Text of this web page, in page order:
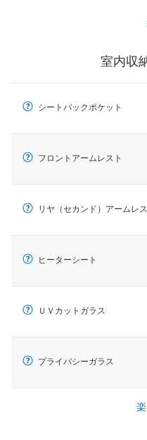
室内収
シートバックポケット
フロントアームレスト
リヤ（セカンド）アームレ
ヒーターシート
ＵＶカットガラス
プライバシーガラス